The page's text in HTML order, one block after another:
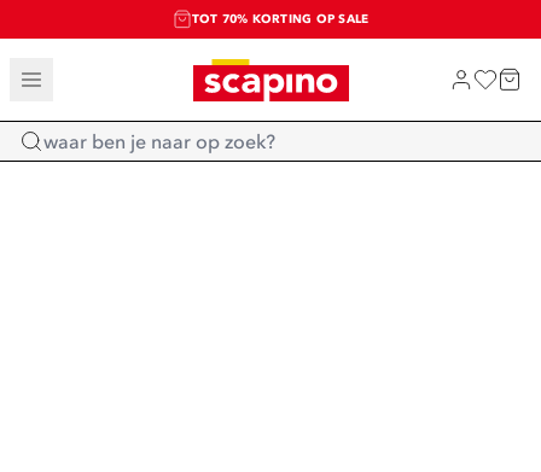
TOT 70% KORTING OP SALE
SALE: LAATSTE KANS!
SHOP NIEUW
Home